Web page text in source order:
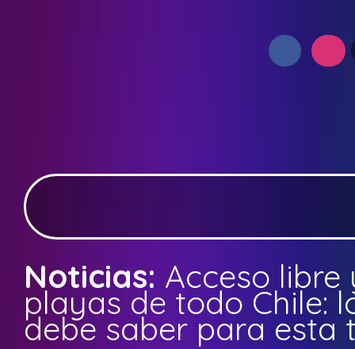
Noticias: Acceso
playas de todo Chile:
debe saber para esta